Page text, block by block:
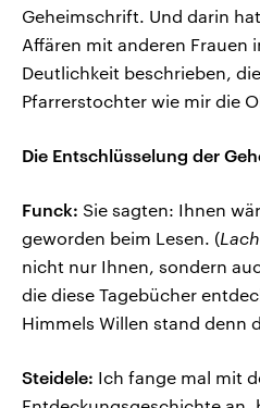
Geheimschrift. Und darin
Affären mit anderen Frauen
Deutlichkeit beschrieben,
Pfarrerstochter wie mir die
Die Entschlüsselung der
Funck: Sie sagten: Ihnen
geworden beim Lesen. (
nicht nur Ihnen, sondern
die diese Tagebücher
Himmels Willen stand denn
Steidele: Ich fange mal mit